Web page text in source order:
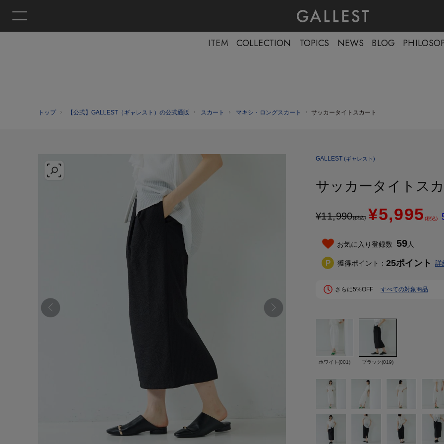
ITEM COLLECTION TOPICS NEWS BLOG
トップ 【公式】GALLEST（ギャレスト）の公式通販 スカート マキシ・ロングスカート サッカータイトスカート
GALLEST (ギャレスト)
サッカータイトス
¥11,990(税込) ¥5,995(税込)
お気に入り登録数 59人
獲得ポイント： 25ポイント 詳
さらに5%OFF すべての対象商品
ホワイト(001) ブラック(019)